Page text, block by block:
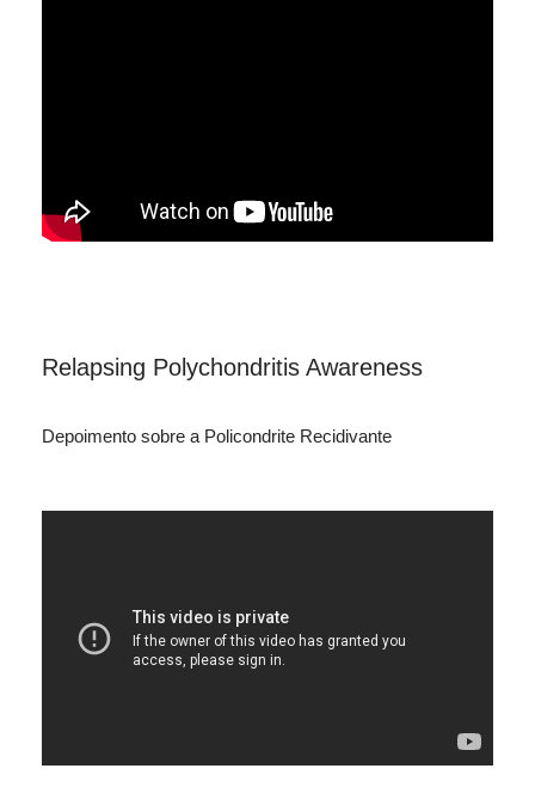
Relapsing Polychondritis Awareness
Depoimento sobre a Policondrite Recidivante